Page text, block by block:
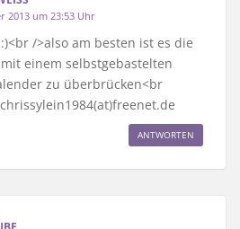
2013 um 23:53 Uhr
/>also am besten ist es die
einem selbstgebastelten
zu überbrücken<br
ANTWORTEN